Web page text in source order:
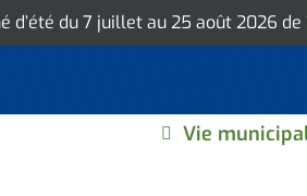
d’été du 7 juillet au 25 août 2026
Vie